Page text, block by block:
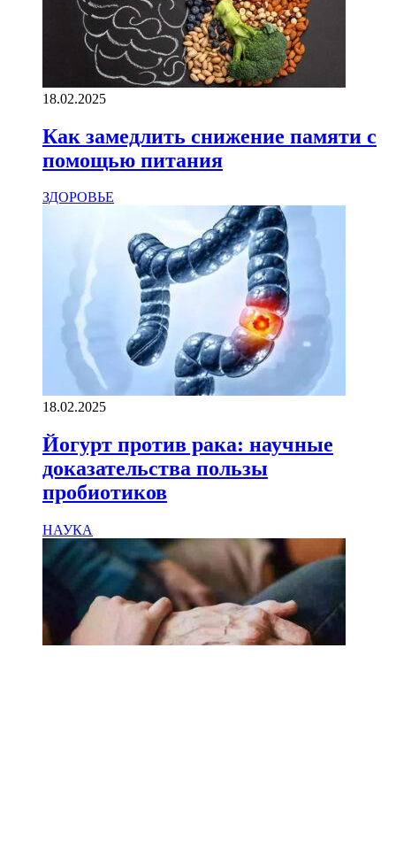
18.02.2025
Как замедлить снижение памяти с
помощью питания
ЗДОРОВЬЕ
18.02.2025
Йогурт против рака: научные
доказательства пользы
пробиотиков
НАУКА